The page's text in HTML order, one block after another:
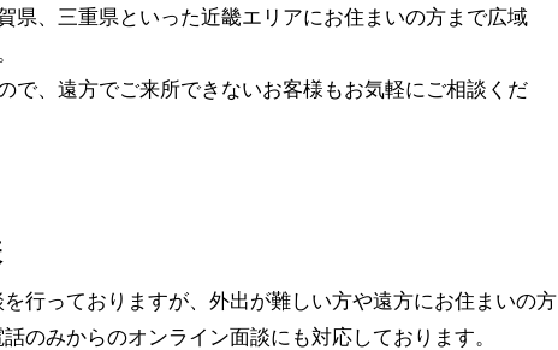
県、三重県といった近畿エリアにお住まいの方まで広域
で、遠方でご来所できないお客様もお気軽にご相談くだ
行っておりますが、外出が難しい方や遠方にお住まいの方
のみからのオンライン面談にも対応しております。